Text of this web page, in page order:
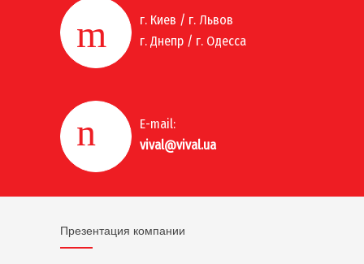
г. Киев / г. Львов
г. Днепр / г. Одесса
E-mail:
vival@vival.ua
Презентация компании